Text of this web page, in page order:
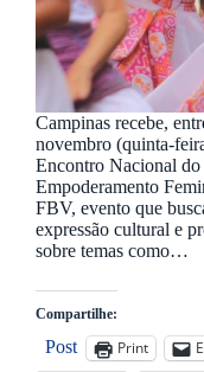
Campinas recebe,
novembro (quinta-
Encontro Nacional
Empoderamento
FBV, evento que
expressão cultural e
sobre temas como…
Compartilhe:
Post Print